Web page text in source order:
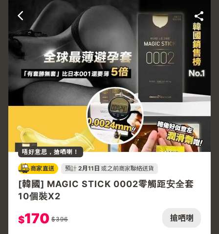
搶哂喇
唔好意思，搶哂喇！
商家直送 預計 2月11日 或之前商家聯絡送貨
[韓國] MAGIC STICK 0002零觸距安全套
10個裝X2
$170 $396